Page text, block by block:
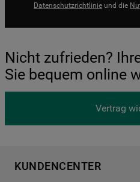
Datenschutzrichtlinie und die
Nicht zufrieden?
Sie bequem online
Vertrag
KUNDENCENTER